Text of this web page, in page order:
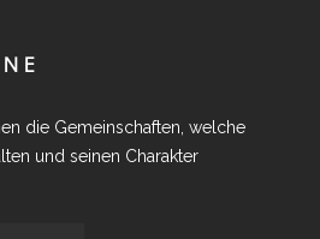
die Gemeinschaften, welche
und seinen Charakter